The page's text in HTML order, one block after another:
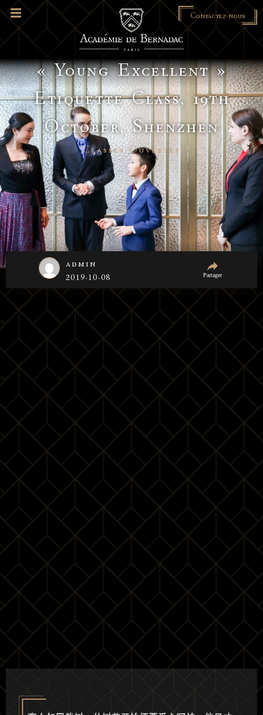
Contactez-nous
« Young Excellent »
Etiquette Class, 19th
October, Shenzhen
Classes Ouvertes
admin
2019-10-08 Partager